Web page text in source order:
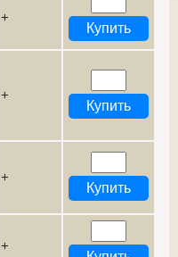
+
+
+
+